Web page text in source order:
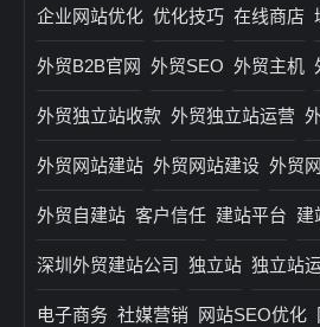
企业网站优化 优化技巧 在线商店
外贸B2B官网 外贸SEO 外贸主机
外贸独立站收款 外贸独立站运营
外贸网站建站 外贸网站建设 外贸
外贸自建站 客户信任 建站平台 建
深圳外贸建站公司 独立站 独立站
电子商务 社媒营销 网站SEO优化